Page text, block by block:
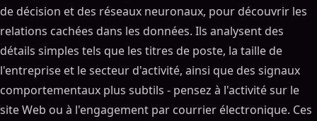
de décision et des réseaux neuronaux, pour découvrir les
relations cachées dans les données. Ils analysent des
détails simples tels que les titres de poste, la taille de
l'entreprise et le secteur d'activité, ainsi que des signaux
comportementaux plus subtils - pensez à l'activité sur le
site Web ou à l'engagement par courrier électronique. Ces